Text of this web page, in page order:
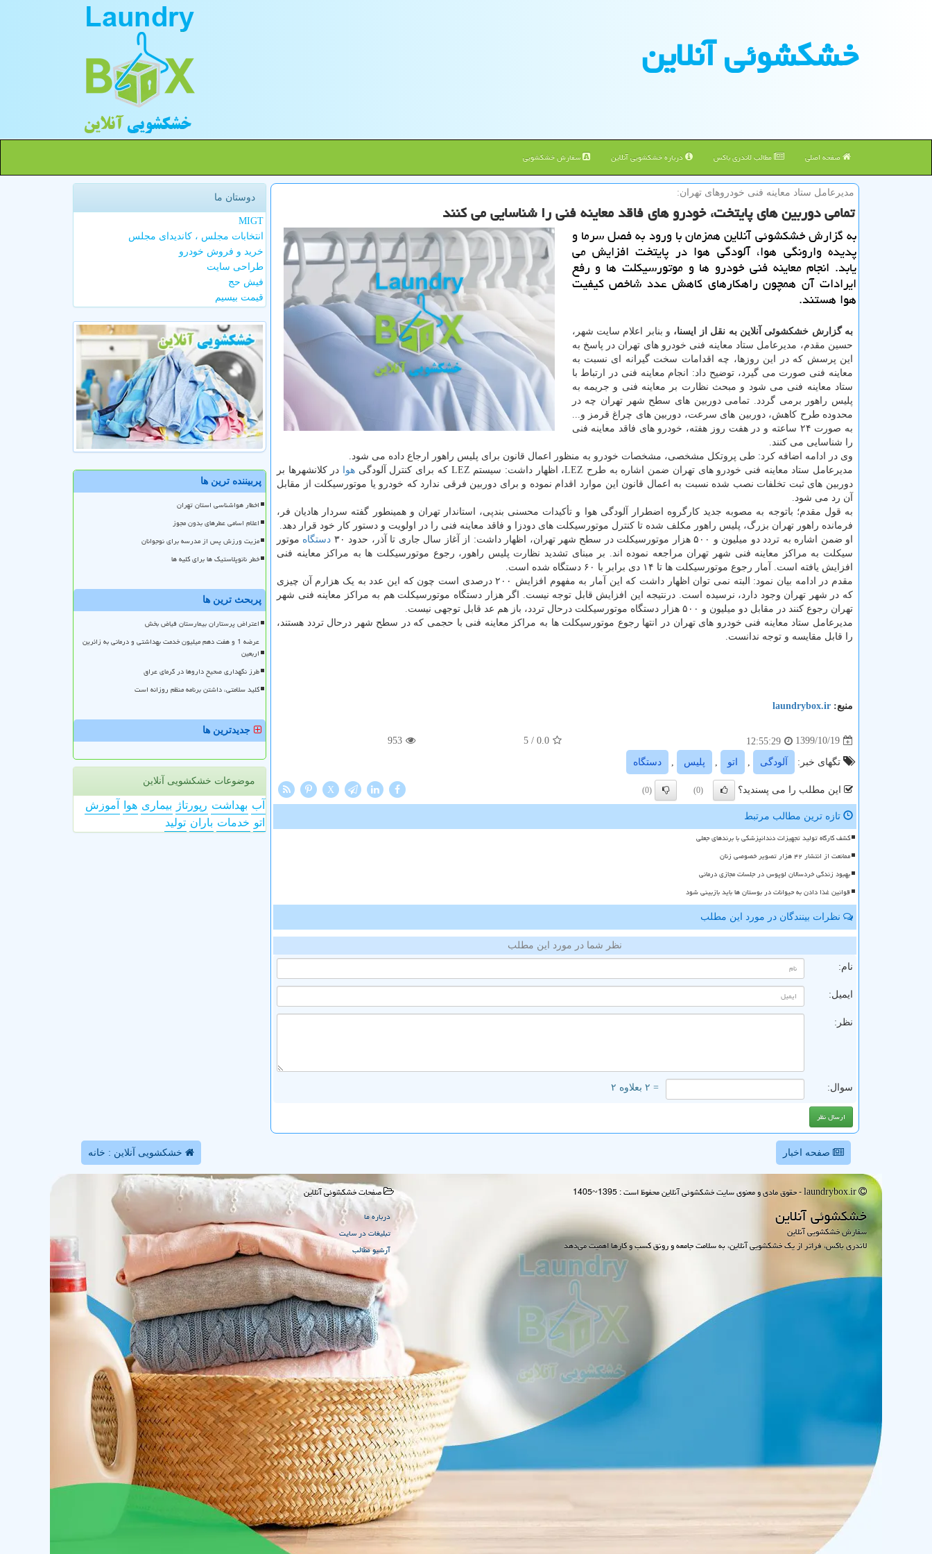
خشكشوئی آنلاین
صفحه اصلی مطالب لاندری باکس درباره خشکشویی آنلاین سفارش خشکشویی
مدیرعامل ستاد معاینه فنی خودروهای تهران:
تمامی دوربین های پایتخت، خودرو های فاقد معاینه فنی را شناسایی می كنند
به گزارش خشکشوئی آنلاین همزمان با ورود به فصل سرما و
پدیده وارونگی هوا، آلودگی هوا در پایتخت افزایش می
یابد. انجام معاینه فنی خودرو ها و موتورسیکلت ها و رفع
ایرادات آن همچون راهکارهای کاهش عدد شاخص کیفیت
هوا هستند.
به گزارش خشکشوئی آنلاین به نقل از ایسنا، و بنابر اعلام سایت شهر،
حسین مقدم، مدیرعامل ستاد معاینه فنی خودرو های تهران در پاسخ به
این پرسش که در این روزها، چه اقدامات سخت گیرانه ای نسبت به
معاینه فنی صورت می گیرد، توضیح داد: انجام معاینه فنی در ارتباط با
ستاد معاینه فنی می شود و مبحث نظارت بر معاینه فنی و جریمه به
پلیس راهور برمی گردد. تمامی دوربین های سطح شهر تهران چه در
محدوده طرح کاهش، دوربین های سرعت، دوربین های چراغ قرمز و...
به صورت ۲۴ ساعته و در هفت روز هفته، خودرو های فاقد معاینه فنی
را شناسایی می کنند.
وی در ادامه اضافه کرد: طی پروتکل مشخصی، مشخصات خودرو به منظور اعمال قانون برای پلیس راهور ارجاع داده می شود.
مدیرعامل ستاد معاینه فنی خودرو های تهران ضمن اشاره به طرح LEZ، اظهار داشت: سیستم LEZ که برای کنترل آلودگی
هوا
در کلانشهرها بر
دوربین های ثبت تخلفات نصب شده نسبت به اعمال قانون این موارد اقدام نموده و برای دوربین فرقی ندارد که خودرو یا موتورسیکلت از مقابل
آن رد می شود.
به قول مقدم؛ باتوجه به مصوبه جدید کارگروه اضطرار آلودگی هوا و تأکیدات محسنی بندپی، استاندار تهران و همینطور گفته سردار هادیان فر،
فرمانده راهور تهران بزرگ، پلیس راهور مکلف شده تا کنترل موتورسیکلت های دودزا و فاقد معاینه فنی را در اولویت و دستور کار خود قرار دهد.
او ضمن اشاره به تردد دو میلیون و ۵۰۰ هزار موتورسیکلت در سطح شهر تهران، اظهار داشت: از آغاز سال جاری تا آذر، حدود ۳۰
دستگاه موتور
سیکلت به مراکز معاینه فنی شهر تهران مراجعه نموده اند. بر مبنای تشدید نظارت پلیس راهور، رجوع موتورسیکلت ها به مراکز معاینه فنی
افزایش یافته است. آمار رجوع موتورسیکلت ها تا ۱۴ دی برابر با ۶۰ دستگاه شده است.
مقدم در ادامه بیان نمود: البته نمی توان اظهار داشت که این آمار به مفهوم افزایش ۲۰۰ درصدی است چون که این عدد به یک هزارم آن چیزی
که در شهر تهران وجود دارد، نرسیده است. درنتیجه این افزایش قابل توجه نیست. اگر هزار دستگاه موتورسیکلت هم به مراکز معاینه فنی شهر
تهران رجوع کنند در مقابل دو میلیون و ۵۰۰ هزار دستگاه موتورسیکلت درحال تردد، باز هم عد قابل توجهی نیست.
مدیرعامل ستاد معاینه فنی خودرو های تهران در انتها رجوع موتورسیکلت ها به مراکز معاینه فنی با حجمی که در سطح شهر درحال تردد هستند،
را قابل مقایسه و توجه ندانست.
منبع: laundrybox.ir
1399/10/19
12:55:29
0.0
/ 5
953
تگهای خبر: آلودگی اتو پلیس دستگاه
این مطلب را می پسندید؟ (0)
(0)
X
تازه ترین مطالب مرتبط
کشف کارگاه تولید تجهیزات دندانپزشکی با برندهای جعلی
ممانعت از انتشار ۴۲ هزار تصویر خصوصی زنان
بهبود زندگی خردسالان لوپوس در جلسات مجازی درمانی
قوانین غذا دادن به حیوانات در بوستان ها باید بازبینی شود
نظرات بینندگان در مورد این مطلب
نظر شما در مورد این مطلب
نام:
ایمیل:
نظر:
سوال: = ۲ بعلاوه ۲
دوستان ما
MIGT
انتخابات مجلس ، کاندیدای مجلس
خرید و فروش خودرو
طراحی سایت
فیش حج
قیمت بیسیم
پربیننده ترین ها
اخطار هواشناسی استان تهران
اعلام اسامی عطرهای بدون مجوز
مزیت ورزش پس از مدرسه برای نوجوانان
خطر نانوپلاستیک ها برای کلیه ها
پربحث ترین ها
اعتراض پرستاران بیمارستان فیاض بخش
عرضه 1 و هفت دهم میلیون خدمت بهداشتی و درمانی به زائرین
اربعین
طرز نگهداری صحیح داروها در گرمای عراق
کلید سلامتی، داشتن برنامه منظم روزانه است
جدیدترین ها
موضوعات خشکشویی آنلاین
آب بهداشت رپورتاژ بیماری هوا
آموزش
اتو خدمات باران تولید
صفحه اخبار خشکشویی آنلاین : خانه
laundrybox.ir - حقوق مادی و معنوی سایت خشكشوئی آنلاین محفوظ است : 1395~1405
خشكشوئی آنلاین
سفارش خشکشویی آنلاین
لاندری باکس، فراتر از یک خشکشویی آنلاین، به سلامت جامعه و رونق کسب و کارها اهمیت می‌دهد
صفحات خشكشوئی آنلاین
درباره ما
تبلیغات در سایت
آرشیو مطالب